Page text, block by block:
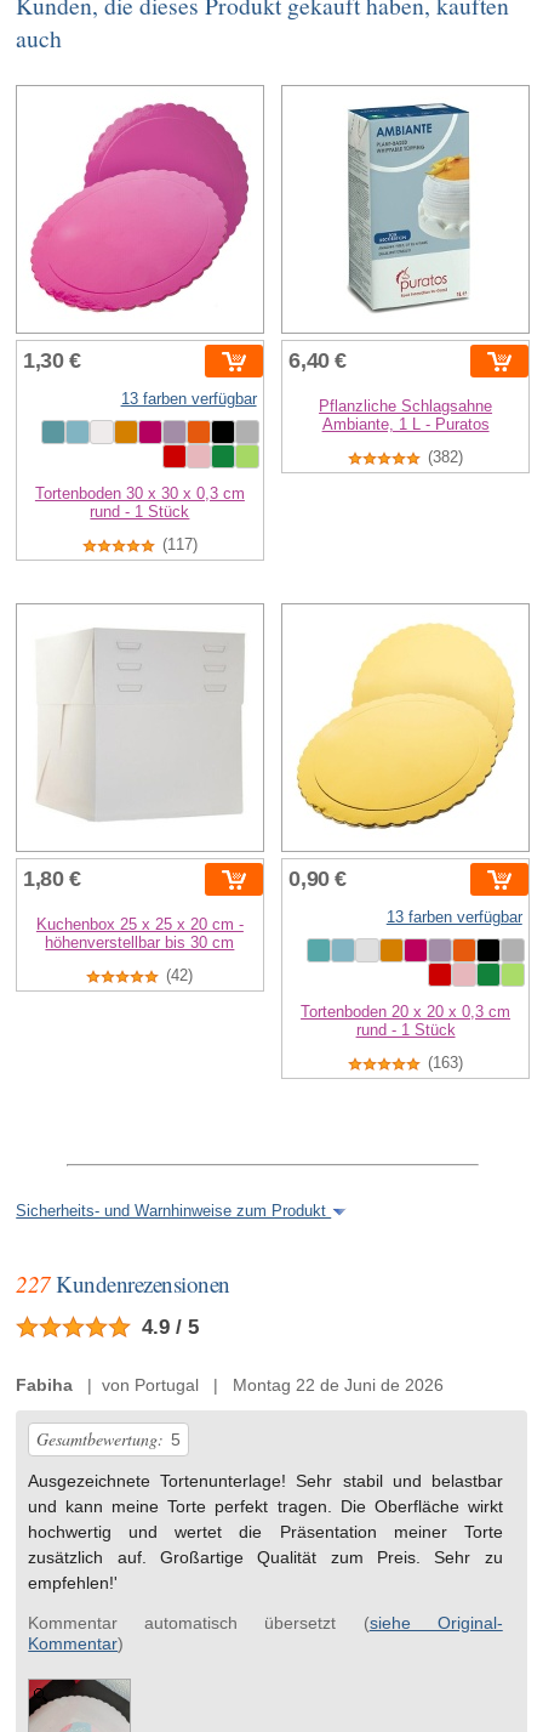
auch
1,30 €
13 farben verfügbar
Tortenboden 30 x 30 x 0,3 cm
rund - 1 Stück
(117)
6,40 €
Pflanzliche Schlagsahne
Ambiante, 1 L - Puratos
(382)
1,80 €
Kuchenbox 25 x 25 x 20 cm -
höhenverstellbar bis 30 cm
(42)
0,90 €
13 farben verfügbar
Tortenboden 20 x 20 x 0,3 cm
rund - 1 Stück
(163)
Sicherheits- und Warnhinweise zum Produkt
227Kundenrezensionen
4.9 / 5
Fabiha | von Portugal | Montag 22 de Juni de 2026
Gesamtbewertung: 5
Ausgezeichnete Tortenunterlage! Sehr stabil und belastbar
und kann meine Torte perfekt tragen. Die Oberfläche wirkt
hochwertig und wertet die Präsentation meiner Torte
zusätzlich auf. Großartige Qualität zum Preis. Sehr zu
empfehlen!'
Kommentar automatisch übersetzt (siehe Original-
Kommentar)